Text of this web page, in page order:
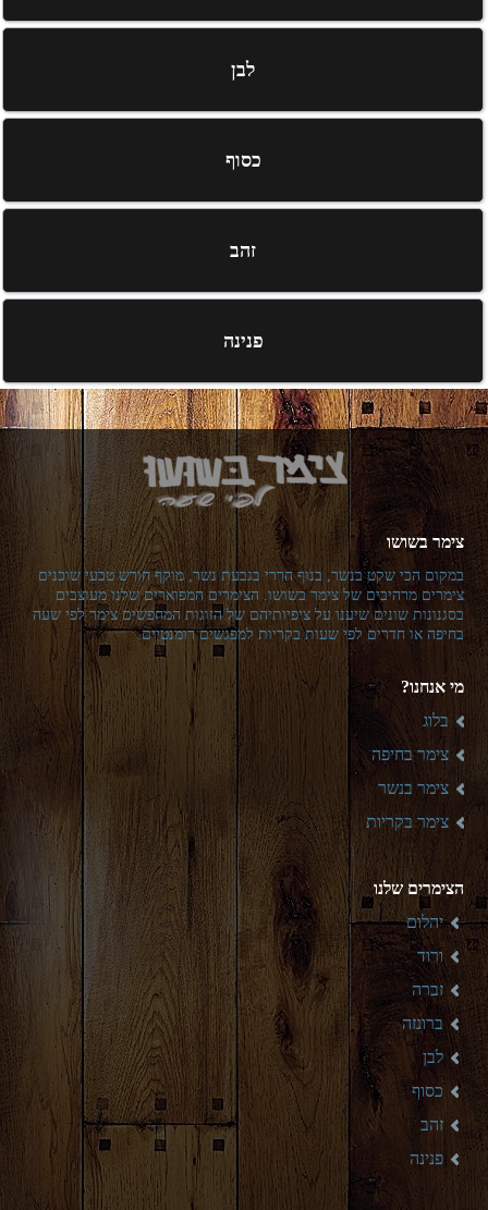
לבן
כסוף
זהב
פנינה
צימר בשושו
במקום הכי שקט בנשר, בנוף הררי בגבעת נשר, מוקף חורש טבעי שוכנים
צימרים מרהיבים של צימר בשושו. הצימרים המפוארים שלנו מעוצבים
בסגנונות שונים שיענו על ציפיותיהם של הזוגות המחפשים צימר לפי שעה
בחיפה או חדרים לפי שעות בקריות למפגשים רומנטיים.
מי אנחנו?
בלוג
צימר בחיפה
צימר בנשר
צימר בקריות
הצימרים שלנו
יהלום
ורוד
זברה
ברונזה
לבן
כסוף
זהב
פנינה